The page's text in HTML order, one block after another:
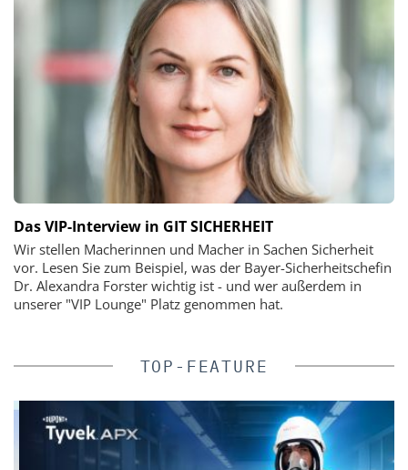
Das VIP-Interview in GIT SICHERHEIT
Wir stellen Macherinnen und Macher in Sachen Sicherheit
vor. Lesen Sie zum Beispiel, was der Bayer-Sicherheitschefin
Dr. Alexandra Forster wichtig ist - und wer außerdem in
unserer "VIP Lounge" Platz genommen hat.
TOP-FEATURE